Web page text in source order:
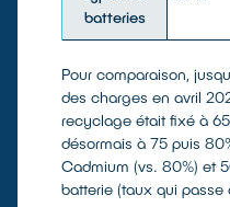
batteries
Pour comparaison,
des charges en avril
recyclage était fixé à
désormais à 75 puis
Cadmium (vs. 80%) et
batterie (taux qui passe